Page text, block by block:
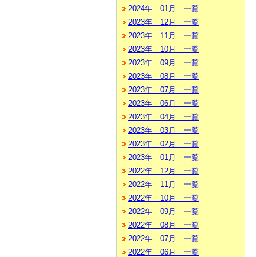
2024年 01月 一覧
2023年 12月 一覧
2023年 11月 一覧
2023年 10月 一覧
2023年 09月 一覧
2023年 08月 一覧
2023年 07月 一覧
2023年 06月 一覧
2023年 04月 一覧
2023年 03月 一覧
2023年 02月 一覧
2023年 01月 一覧
2022年 12月 一覧
2022年 11月 一覧
2022年 10月 一覧
2022年 09月 一覧
2022年 08月 一覧
2022年 07月 一覧
2022年 06月 一覧